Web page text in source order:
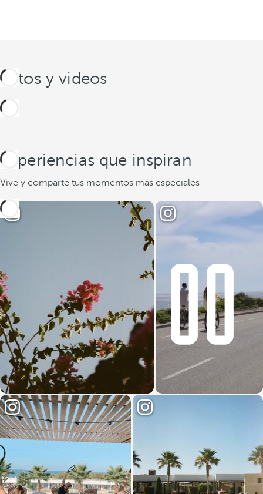
Fotos y videos
Experiencias que inspiran
Vive y comparte tus momentos más especiales